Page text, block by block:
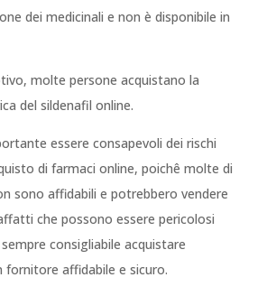
dei medicinali e non è disponibile in
molte persone acquistano la
del sildenafil online.
essere consapevoli dei rischi
di farmaci online, poichê molte di
sono affidabili e potrebbero vendere
che possono essere pericolosi
consigliabile acquistare
fornitore affidabile e sicuro.